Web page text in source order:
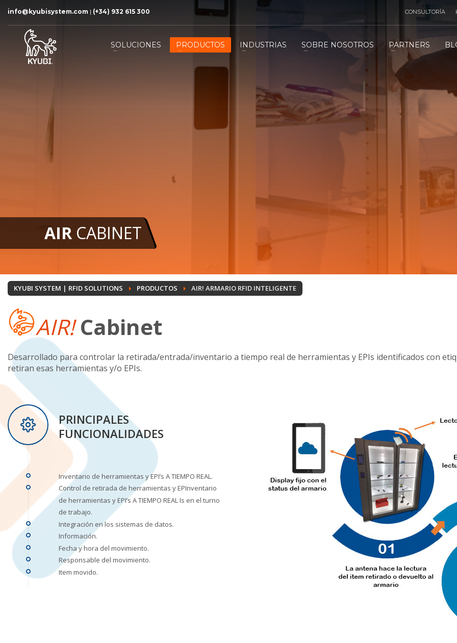
info@kyubisystem.com | (+34) 932 615 300 CONSULTORÍA
SOLUCIONES PRODUCTOS INDUSTRIAS SOBRE NOSOTROS PARTNERS
AIR CABINET
KYUBI SYSTEM | RFID SOLUTIONS PRODUCTOS AIR! ARMARIO RFID INTELIGENTE
AIR! Cabinet
Desarrollado para controlar la retirada/entrada/inventario a tiempo real de herramientas y EPIs identificados con
retiran esas herramientas y/o EPIs.
PRINCIPALES
FUNCIONALIDADES
Inventario de herramientas y EPI’s A TIEMPO REAL.
Control de retirada de herramientas y EPInventario
de herramientas y EPI’s A TIEMPO REAL Is en el turno
de trabajo.
Integración en los sistemas de datos.
Información.
Fecha y hora del movimiento.
Responsable del movimiento.
Item movido.